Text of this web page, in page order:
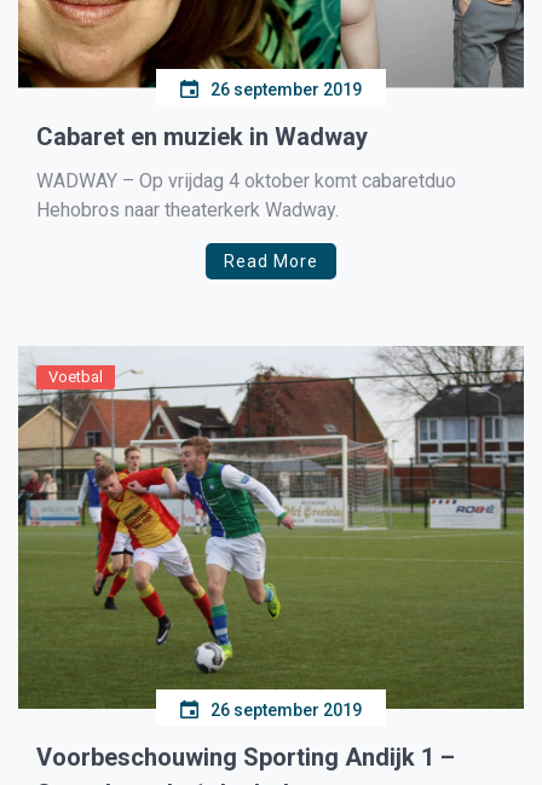
26 september 2019
Cabaret en muziek in Wadway
WADWAY – Op vrijdag 4 oktober komt cabaretduo
Hehobros naar theaterkerk Wadway.
Read More
Voetbal
26 september 2019
Voorbeschouwing Sporting Andijk 1 –